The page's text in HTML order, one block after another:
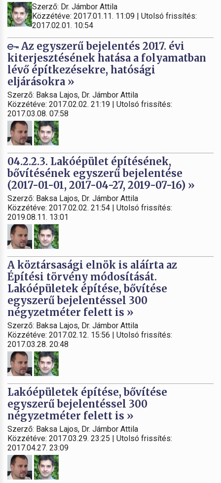
Szerző: Dr. Jámbor Attila
Közzétéve: 2017.01.11. 11:09 | Utolsó frissítés:
2017.02.01. 10:54
Az egyszerű bejelentés 2017. évi
kiterjesztésének hatása a folyamatban
lévő építkezésekre, hatósági
eljárásokra »
Szerző: Baksa Lajos, Dr. Jámbor Attila
Közzétéve: 2017.02.02. 21:19 | Utolsó frissítés:
2017.03.08. 07:58
04.2.2.3. Lakóépület építésének,
bővítésének egyszerű bejelentése
(2017-01-01, 2017-04-27, 2019-07-16) »
Szerző: Baksa Lajos, Dr. Jámbor Attila
Közzétéve: 2017.02.02. 21:54 | Utolsó frissítés:
2019.08.11. 13:01
A köztársasági elnök is aláírta az
Építési törvény módosítását.
Lakóépületek építése, bővítése
egyszerű bejelentéssel 300
négyzetméter felett is »
Szerző: Baksa Lajos, Dr. Jámbor Attila
Közzétéve: 2017.02.12. 15:56 | Utolsó frissítés:
2017.03.28. 20:48
Lakóépületek építése, bővítése
egyszerű bejelentéssel 300
négyzetméter felett is »
Szerző: Baksa Lajos, Dr. Jámbor Attila
Közzétéve: 2017.03.29. 23:25 | Utolsó frissítés:
2017.04.27. 23:09